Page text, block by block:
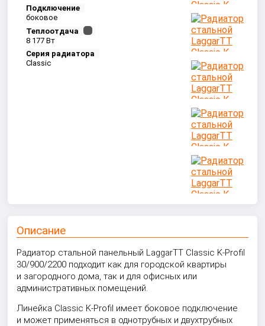
Подключение
боковое
Теплоотдача
8 177 Вт
Серия радиатора
Classic
Описание
Радиатор стальной панельный LaggarTT Classic K-Profil
30/900/2200 подходит как для городской квартиры
и загородного дома, так и для офисных или
административных помещений.
Линейка Classic K-Profil имеет боковое подключение
и может применяться в однотрубных и двухтрубных